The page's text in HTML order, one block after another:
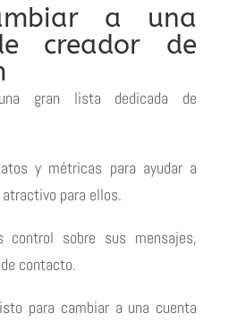
a una
creador de
gran lista dedicada de
y métricas para ayudar a
para ellos.
control sobre sus mensajes,
contacto.
para cambiar a una cuenta